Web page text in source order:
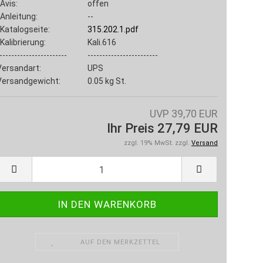
Avis:
offen
Anleitung:
--
Katalogseite:
315.202.1.pdf
Kalibrierung:
Kali.616
------------------------
UPS
0.05 kg St.
UVP 39,70 EUR
Ihr Preis 27,79 EUR
zzgl. 19% MwSt. zzgl. Versand
AUF DEN MERKZETTEL